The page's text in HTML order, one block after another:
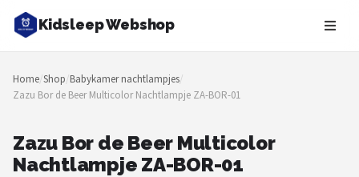
Kidsleep Webshop
Zoeken
NAVIGATIE
Merken
Home/Shop/Babykamer nachtlampjes/
Zazu Bor de Beer Multicolor Nachtlampje ZA-BOR-01
Zazu Bor de Beer Multicolor
Nachtlampje ZA-BOR-01